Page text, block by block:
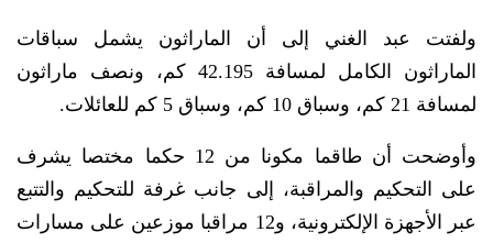
ولفتت عبد الغني إلى أن الماراثون يشمل سباقات
الماراثون الكامل لمسافة 42.195 كم، ونصف ماراثون
لمسافة 21 كم، وسباق 10 كم، وسباق 5 كم للعائلات.
وأوضحت أن طاقما مكونا من 12 حكما مختصا يشرف
على التحكيم والمراقبة، إلى جانب غرفة للتحكيم والتتبع
عبر الأجهزة الإلكترونية، و12 مراقبا موزعين على مسارات